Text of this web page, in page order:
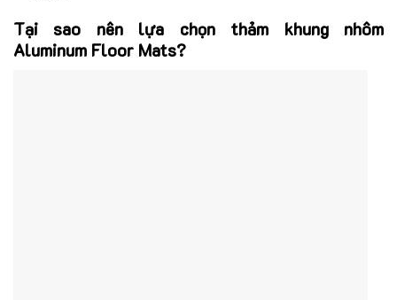
Tại sao nên lựa chọn thảm khung nhôm
Aluminum Floor Mats?